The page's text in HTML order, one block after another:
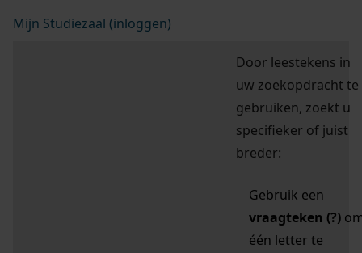
Mijn Studiezaal (inloggen)
Door leestekens in
uw zoekopdracht te
gebruiken, zoekt u
specifieker of juist
breder:
Gebruik een
vraagteken (?)
één letter te